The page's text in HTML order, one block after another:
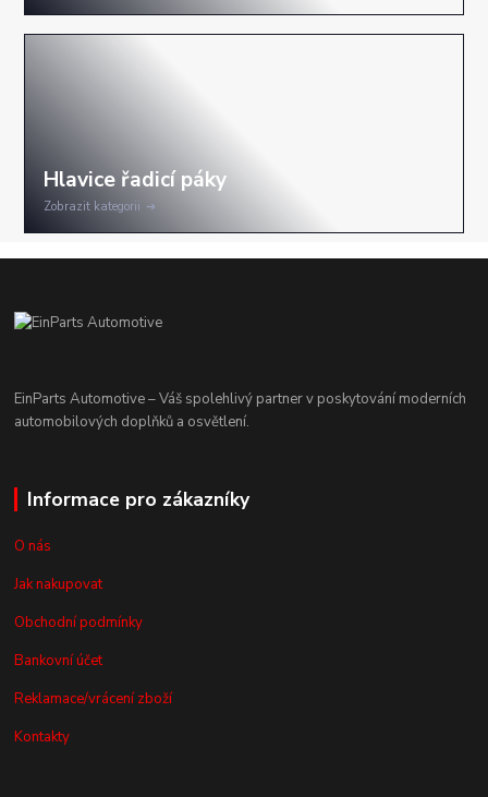
Zobrazit kategorii
EinParts Automotive – Váš spolehlivý partner v poskytování moderních
automobilových doplňků a osvětlení.
Informace pro zákazníky
O nás
Jak nakupovat
Obchodní podmínky
Bankovní účet
Reklamace/vrácení zboží
Kontakty